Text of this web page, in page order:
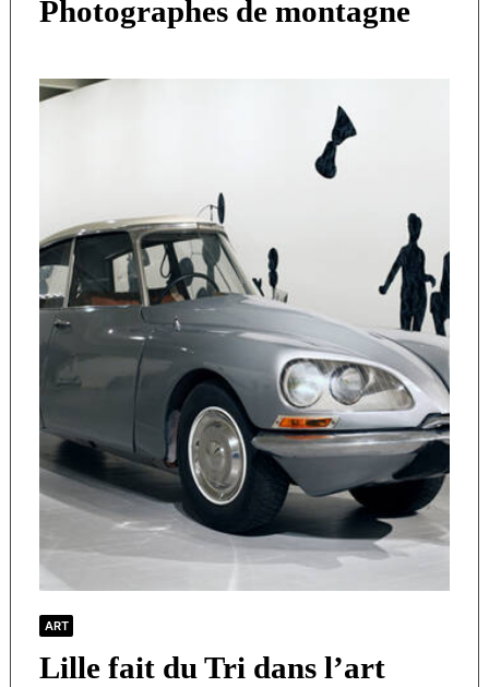
Photographes de montagne
ART
Lille fait du Tri dans l’art